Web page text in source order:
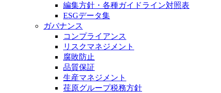
編集方針・各種ガイドライン対照表
ESGデータ集
ガバナンス
コンプライアンス
リスクマネジメント
腐敗防止
品質保証
生産マネジメント
荏原グループ税務方針